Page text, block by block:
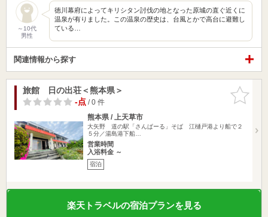
～10代
男性
徳川幕府によってキリシタン討伐の地となった原城の直ぐ近くに
温泉が有りました。この温泉の歴史は、台風とかで高台に避難し
ている…
関連情報から探す
お気に入
りに追加
旅館 日の出荘＜熊本県＞
-点/ 0 件
熊本県 / 上天草市
大矢野 道の駅「さんぱーる」そば 江樋戸港より船で２
５分／湯島港下船…
営業時間
入浴料金 ～
宿泊
楽天トラベルの宿泊プランを見る